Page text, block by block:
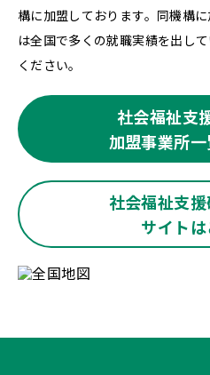
構に加盟しております。同機構
は全国で多くの就職実績を出し
ください。
社会福祉支
加盟事業所
社会福祉支
サイト